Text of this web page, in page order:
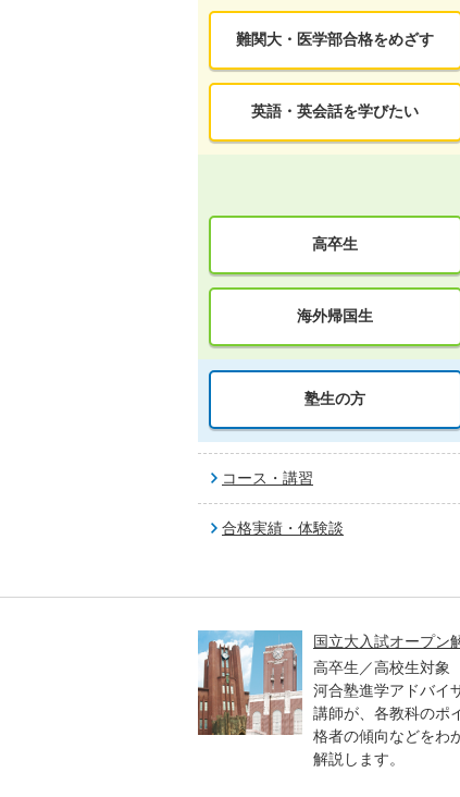
難関大・医学部合格をめざす
英語・英会話を学びたい
高卒生
海外帰国生
塾生の方
コース・講習
合格実績・体験談
国立大入試オープン
高卒生／高校生対象
河合塾進学アドバイ
講師が、各教科のポ
格者の傾向などをわ
解説します。